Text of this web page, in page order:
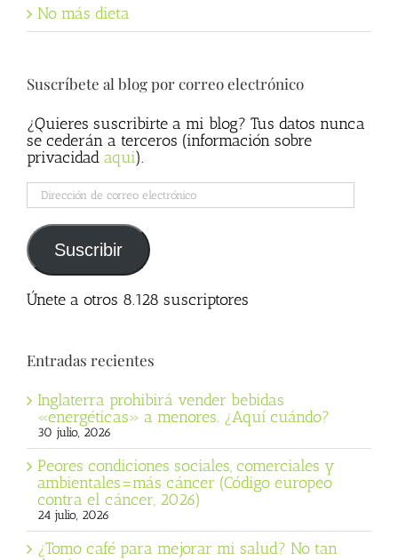
No más dieta
Suscríbete al blog por correo electrónico
¿Quieres suscribirte a mi blog? Tus datos nunca
se cederán a terceros (información sobre
privacidad aqui).
Dirección
de
correo
electrónico
Suscribir
Únete a otros 8.128 suscriptores
Entradas recientes
Inglaterra prohibirá vender bebidas
«energéticas» a menores. ¿Aquí cuándo?
30 julio, 2026
Peores condiciones sociales, comerciales y
ambientales=más cáncer (Código europeo
contra el cáncer, 2026)
24 julio, 2026
¿Tomo café para mejorar mi salud? No tan